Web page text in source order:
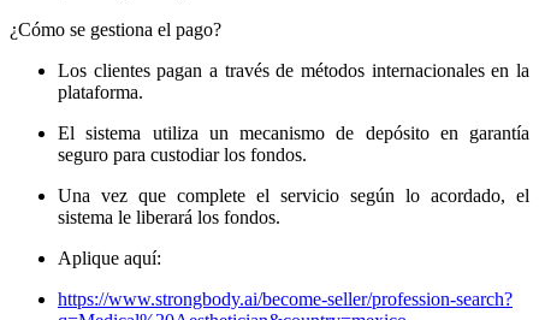
¿Cómo se gestiona el pago?
Los clientes pagan a través de métodos internacionales en la
plataforma.
El sistema utiliza un mecanismo de depósito en garantía
seguro para custodiar los fondos.
Una vez que complete el servicio según lo acordado, el
sistema le liberará los fondos.
Aplique aquí:
https://www.strongbody.ai/become-seller/profession-search?